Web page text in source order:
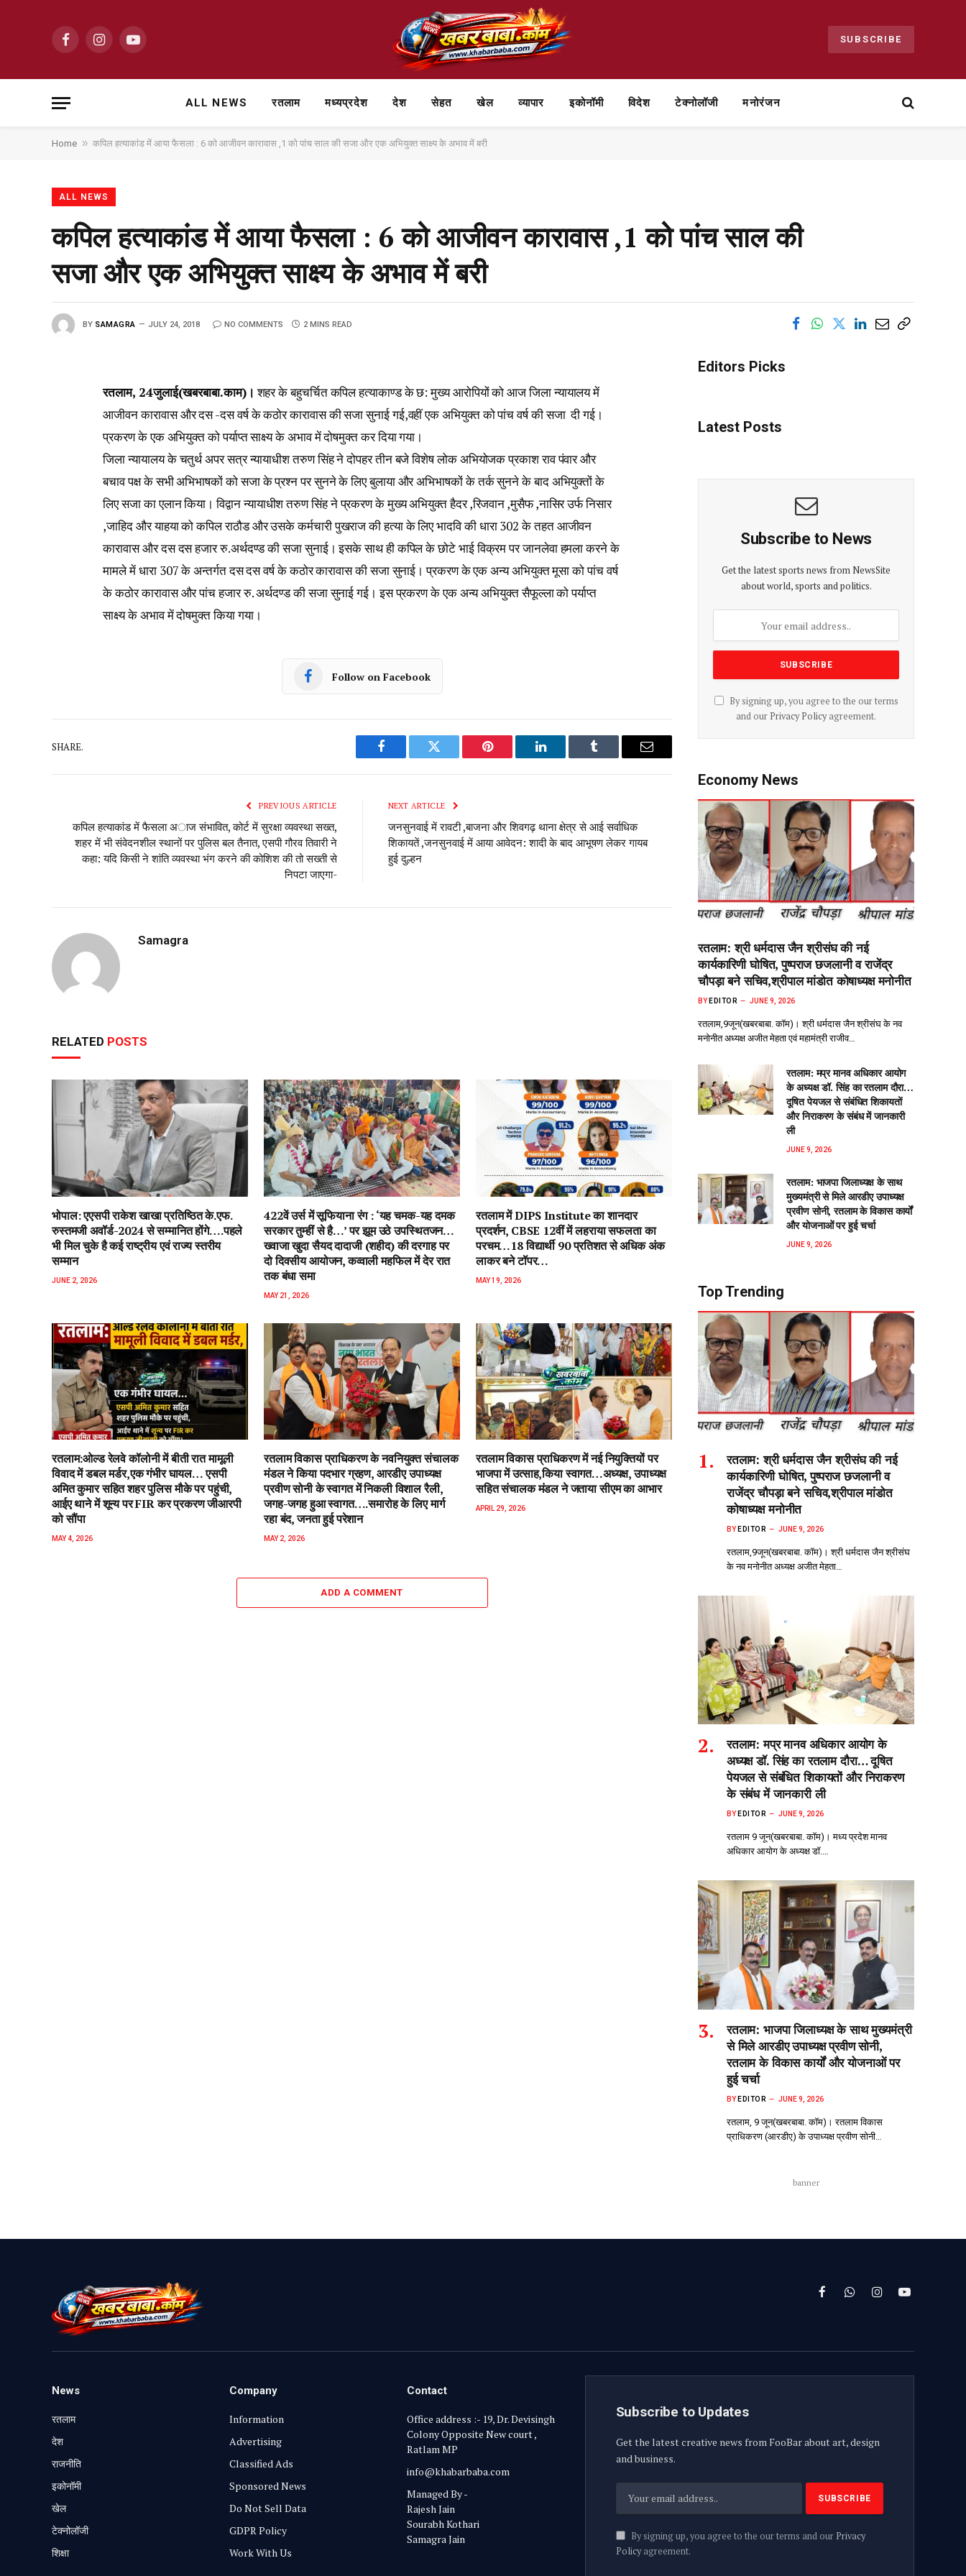
FacebookInstagramYouTube SUBSCRIBE
ALL NEWS रतलाम मध्यप्रदेश देश सेहत खेल व्यापार ⁠इकोनॉमी विदेश टेक्नोलॉजी मनोरंजन
Home » कपिल हत्याकांड में आया फैसला : 6 को आजीवन कारावास ,1 को पांच साल की सजा और एक अभियुक्त साक्ष्य के अभाव में बरी
ALL NEWS
कपिल हत्याकांड में आया फैसला : 6 को आजीवन कारावास ,1 को पांच साल की
सजा और एक अभियुक्त साक्ष्य के अभाव में बरी
BY SAMAGRA JULY 24, 2018 NO COMMENTS 2 MINS READ
रतलाम, 24जुलाई(खबरबाबा.काम)। शहर के बहुचर्चित कपिल हत्याकाण्ड के छ: मुख्य आरोपियों को आज जिला न्यायालय में
आजीवन कारावास और दस -दस वर्ष के कठोर कारावास की सजा सुनाई गई,वहीं एक अभियुक्त को पांच वर्ष की सजा दी गई।
प्रकरण के एक अभियुक्त को पर्याप्त साक्ष्य के अभाव में दोषमुक्त कर दिया गया।
जिला न्यायालय के चतुर्थ अपर सत्र न्यायाधीश तरुण सिंह ने दोपहर तीन बजे विशेष लोक अभियोजक प्रकाश राव पंवार और
बचाव पक्ष के सभी अभिभाषकों को सजा के प्रश्न पर सुनने के लिए बुलाया और अभिभाषकों के तर्क सुनने के बाद अभियुक्तों के
लिए सजा का एलान किया। विद्वान न्यायाधीश तरुण सिंह ने प्रकरण के मुख्य अभियुक्त हैदर ,रिजवान ,मुसैफ ,नासिर उर्फ निसार
,जाहिद और याहया को कपिल राठौड और उसके कर्मचारी पुखराज की हत्या के लिए भादवि की धारा 302 के तहत आजीवन
कारावास और दस दस हजार रु.अर्थदण्ड की सजा सुनाई। इसके साथ ही कपिल के छोटे भाई विक्रम पर जानलेवा हमला करने के
मामले में धारा 307 के अन्तर्गत दस दस वर्ष के कठोर कारावास की सजा सुनाई। प्रकरण के एक अन्य अभियुक्त मूसा को पांच वर्ष
के कठोर कारावास और पांच हजार रु. अर्थदण्ड की सजा सुनाई गई। इस प्रकरण के एक अन्य अभियुक्त सैफूल्ला को पर्याप्त
साक्ष्य के अभाव में दोषमुक्त किया गया।
Follow on Facebook
SHARE.
Facebook Twitter Pinterest LinkedIn Tumblr Email
PREVIOUS ARTICLE
कपिल हत्याकांड में फैसला अाज संभावित, कोर्ट में सुरक्षा व्यवस्था सख्त,
शहर में भी संवेदनशील स्थानों पर पुलिस बल तैनात, एसपी गौरव तिवारी ने
कहा: यदि किसी ने शांति व्यवस्था भंग करने की कोशिश की तो सख्ती से
निपटा जाएगा-
NEXT ARTICLE
जनसुनवाई में रावटी ,बाजना और शिवगढ़ थाना क्षेत्र से आई सर्वाधिक
शिकायतें ,जनसुनवाई में आया आवेदन: शादी के बाद आभूषण लेकर गायब
हुई दुल्हन
Samagra
RELATED POSTS
भोपाल: एएसपी राकेश‌ खाखा प्रतिष्ठित के.एफ.
रुस्तमजी अवॉर्ड-2024 से सम्मानित होंगे….पहले
भी मिल चुके है कई राष्ट्रीय एवं राज्य स्तरीय
सम्मान
JUNE 2, 2026
422वें उर्स में सूफियाना रंग : ‘यह चमक-यह दमक
सरकार तुम्हीं से है…’ पर झूम उठे उपस्थितजन…
ख्वाजा खुदा सैयद दादाजी (शहीद) की दरगाह पर
दो दिवसीय आयोजन, कव्वाली महफिल में देर रात
तक बंधा समा
MAY 21, 2026
रतलाम में DIPS Institute का शानदार
प्रदर्शन, CBSE 12वीं में लहराया सफलता का
परचम…18 विद्यार्थी 90 प्रतिशत से अधिक अंक
लाकर बने टॉपर…
MAY 19, 2026
रतलाम:ओल्ड रेलवे कॉलोनी में बीती रात मामूली
विवाद में डबल मर्डर,एक गंभीर घायल… एसपी
अमित कुमार सहित शहर पुलिस मौके पर पहुंची,
आईए थाने में शून्य पर FIR कर प्रकरण जीआरपी
को सौंपा
MAY 4, 2026
रतलाम विकास प्राधिकरण के नवनियुक्त संचालक
मंडल ने किया पदभार ग्रहण, आरडीए उपाध्यक्ष
प्रवीण सोनी के स्वागत में निकली विशाल रैली,
जगह-जगह हुआ स्वागत….समारोह के लिए मार्ग
रहा बंद, जनता हुई परेशान
MAY 2, 2026
रतलाम विकास प्राधिकरण में नई नियुक्तियों पर
भाजपा में उत्साह,किया स्वागत…अध्यक्ष, उपाध्यक्ष
सहित संचालक मंडल ने जताया सीएम का आभार
APRIL 29, 2026
ADD A COMMENT
Editors Picks
Latest Posts
Subscribe to News
Get the latest sports news from NewsSite
about world, sports and politics.
By signing up, you agree to the our terms
and our Privacy Policyagreement.
Economy News
रतलाम: श्री धर्मदास जैन श्रीसंघ की नई
कार्यकारिणी घोषित, पुष्पराज छजलानी व राजेंद्र
चौपड़ा बने सचिव,श्रीपाल मांडोत कोषाध्यक्ष मनोनीत
BY EDITOR JUNE 9, 2026
रतलाम,9जून(खबरबाबा. कॉम)। श्री धर्मदास जैन श्रीसंघ के नव
मनोनीत अध्यक्ष अजीत मेहता एवं महामंत्री राजीव…
रतलाम: मप्र मानव अधिकार आयोग
के अध्यक्ष डॉ. सिंह का रतलाम दौरा…
दूषित पेयजल से‌ संबंधित शिकायतों
और निराकरण के संबंध में जानकारी
ली
JUNE 9, 2026
रतलाम: भाजपा जिलाध्यक्ष के साथ
मुख्यमंत्री से मिले आरडीए उपाध्यक्ष
प्रवीण सोनी, रतलाम के विकास कार्यों
और योजनाओं पर हुई चर्चा
JUNE 9, 2026
Top Trending
रतलाम: श्री धर्मदास जैन श्रीसंघ की नई
कार्यकारिणी घोषित, पुष्पराज छजलानी व
राजेंद्र चौपड़ा बने सचिव,श्रीपाल मांडोत
कोषाध्यक्ष मनोनीत
BY EDITOR JUNE 9, 2026
रतलाम,9जून(खबरबाबा. कॉम)। श्री धर्मदास जैन श्रीसंघ
के नव मनोनीत अध्यक्ष अजीत मेहता…
रतलाम: मप्र मानव अधिकार आयोग के
अध्यक्ष डॉ. सिंह का रतलाम दौरा… दूषित
पेयजल से‌ संबंधित शिकायतों और निराकरण
के संबंध में जानकारी ली
BY EDITOR JUNE 9, 2026
रतलाम 9 जून(खबरबाबा. कॉम)। मध्य प्रदेश मानव
अधिकार आयोग के अध्यक्ष डॉ.…
रतलाम: भाजपा जिलाध्यक्ष के साथ मुख्यमंत्री
से मिले आरडीए उपाध्यक्ष प्रवीण सोनी,
रतलाम के विकास कार्यों और योजनाओं पर
हुई चर्चा
BY EDITOR JUNE 9, 2026
रतलाम, 9 जून(खबरबाबा. कॉम)। रतलाम विकास
प्राधिकरण (आरडीए) के उपाध्यक्ष प्रवीण सोनी…
banner
FacebookWhatsAppInstagramYouTube
News
रतलाम
⁠देश
राजनीति
⁠इकोनॉमी
खेल
टेक्नोलॉजी
शिक्षा
Company
Information
Advertising
Classified Ads
Sponsored News
Do Not Sell Data
GDPR Policy
Work With Us
Contact
Office address :- 19, Dr. Devisingh
Colony Opposite New court ,
Ratlam MP
info@khabarbaba.com
Managed By -
Rajesh Jain
Sourabh Kothari
Samagra Jain
Subscribe to Updates
Get the latest creative news from FooBar about art, design
and business.
By signing up, you agree to the our terms and our Privacy
Policyagreement.